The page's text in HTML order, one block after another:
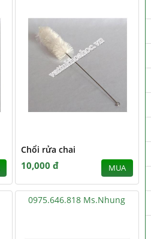
Chổi rửa chai
10,000 đ MUA
0975.646.818 Ms.Nhung